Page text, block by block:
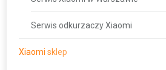
Serwis odkurzaczy Xiaomi
Xiaomi sklep